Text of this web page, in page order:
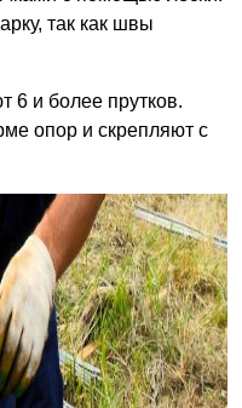
так как швы
6 и более прутков.
опор и скрепляют с